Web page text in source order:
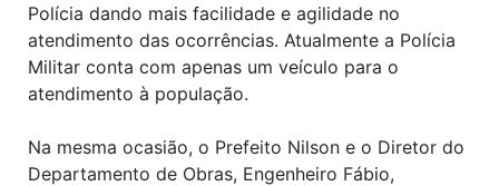
Polícia dando mais facilidade e agilidade no
atendimento das ocorrências. Atualmente a Polícia
Militar conta com apenas um veículo para o
atendimento à população.
Na mesma ocasião, o Prefeito Nilson e o Diretor do
Departamento de Obras, Engenheiro Fábio,